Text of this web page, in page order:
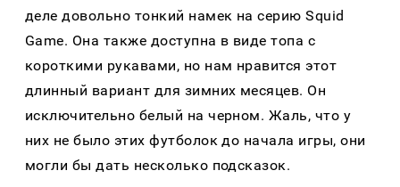
деле довольно тонкий намек на серию Squid
Game. Она также доступна в виде топа с
короткими рукавами, но нам нравится этот
длинный вариант для зимних месяцев. Он
исключительно белый на черном. Жаль, что у
них не было этих футболок до начала игры, они
могли бы дать несколько подсказок.